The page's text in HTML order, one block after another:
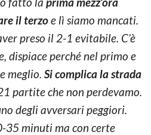
il terzoe lì siamo mancati.
preso il 2-1 evitabile. C’è
dispiace perché nel primo e
meglio. Si complica la strada
partite che non perdevamo.
degli avversari peggiori.
35 minuti ma con certe